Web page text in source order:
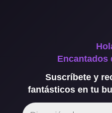
Encantados
Suscríbete y
fantásticos en tu